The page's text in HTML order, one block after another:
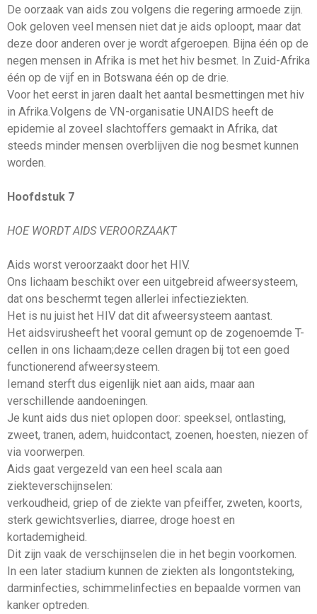
De oorzaak van aids zou volgens die regering armoede zijn.
Ook geloven veel mensen niet dat je aids oploopt, maar dat
deze door anderen over je wordt afgeroepen. Bijna één op de
negen mensen in Afrika is met het hiv besmet. In Zuid-Afrika
één op de vijf en in Botswana één op de drie.
Voor het eerst in jaren daalt het aantal besmettingen met hiv
in Afrika.Volgens de VN-organisatie UNAIDS heeft de
epidemie al zoveel slachtoffers gemaakt in Afrika, dat
steeds minder mensen overblijven die nog besmet kunnen
worden.
Hoofdstuk 7
HOE WORDT AIDS VEROORZAAKT
Aids worst veroorzaakt door het HIV.
Ons lichaam beschikt over een uitgebreid afweersysteem,
dat ons beschermt tegen allerlei infectieziekten.
Het is nu juist het HIV dat dit afweersysteem aantast.
Het aidsvirusheeft het vooral gemunt op de zogenoemde T-
cellen in ons lichaam;deze cellen dragen bij tot een goed
functionerend afweersysteem.
Iemand sterft dus eigenlijk niet aan aids, maar aan
verschillende aandoeningen.
Je kunt aids dus niet oplopen door: speeksel, ontlasting,
zweet, tranen, adem, huidcontact, zoenen, hoesten, niezen of
via voorwerpen.
Aids gaat vergezeld van een heel scala aan
ziekteverschijnselen:
verkoudheid, griep of de ziekte van pfeiffer, zweten, koorts,
sterk gewichtsverlies, diarree, droge hoest en
kortademigheid.
Dit zijn vaak de verschijnselen die in het begin voorkomen.
In een later stadium kunnen de ziekten als longontsteking,
darminfecties, schimmelinfecties en bepaalde vormen van
kanker optreden.